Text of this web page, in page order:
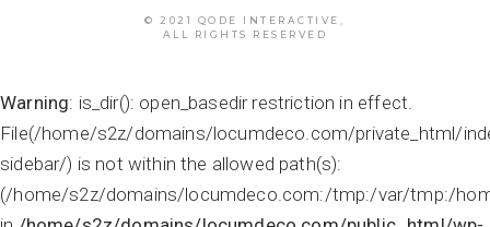
© 2021 QODE INTERACTIVE
ALL RIGHTS RESERVED
Warning: is_dir(): open_basedir restriction in effect.
File(/home/s2z/domains/locumdeco.com/private_html/
sidebar/) is not within the allowed path(s):
(/home/s2z/domains/locumdeco.com:/tmp:/var/tmp:/